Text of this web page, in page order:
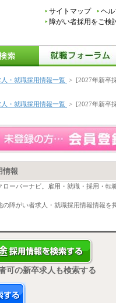
サイトマップ ヘ
障がい者採用をご検
・就職採用情報一覧 > [2027年新卒
・就職採用情報一覧 > [2027年新卒
情報
ーバーナビ。雇用・就職・採用・転
障がい者求人・就職採用情報情報を
可の新卒求人も検索する